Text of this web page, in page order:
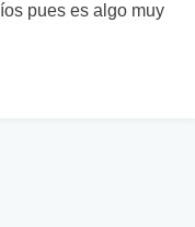
pues es algo muy